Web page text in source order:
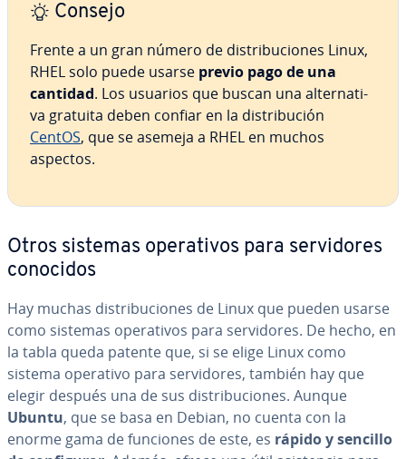
Consejo
Frente a un gran número de di­s­tri­bu­cio­nes Linux,
RHEL solo puede usarse previo pago de una
cantidad. Los usuarios que buscan una al­te­r­na­ti­
va gratuita deben confiar en la di­s­tri­bu­ción
CentOS, que se asemeja a RHEL en muchos
aspectos.
Otros sistemas ope­ra­ti­vos para se­r­vi­do­res
conocidos
Hay muchas di­s­tri­bu­cio­nes de Linux que pueden usarse
como sistemas ope­ra­ti­vos para se­r­vi­do­res. De hecho, en
la tabla queda patente que, si se elige Linux como
sistema operativo para se­r­vi­do­res, también hay que
elegir después una de sus di­s­tri­bu­cio­nes. Aunque
Ubuntu, que se basa en Debian, no cuenta con la
enorme gama de funciones de este, es rápido y sencillo